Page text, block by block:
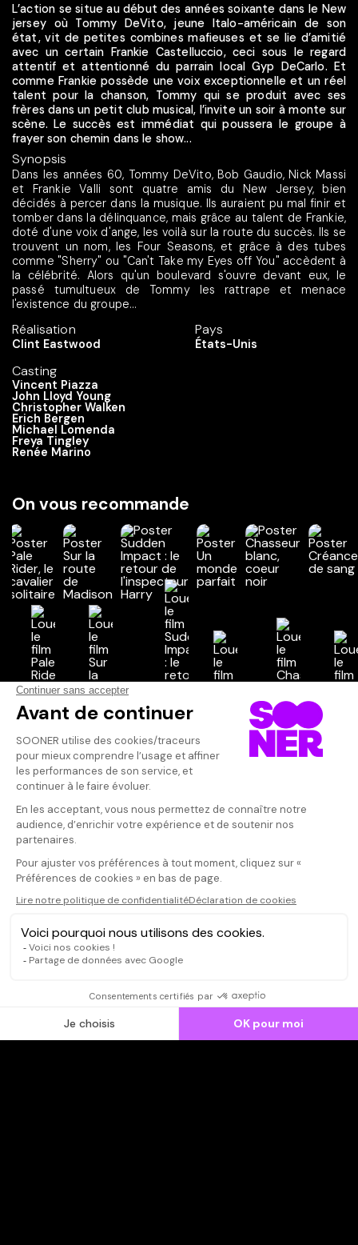
L’action se situe au début des années soixante dans le New
jersey où Tommy DeVito, jeune Italo-américain de son
état, vit de petites combines mafieuses et se lie d’amitié
avec un certain Frankie Castelluccio, ceci sous le regard
attentif et attentionné du parrain local Gyp DeCarlo. Et
comme Frankie possède une voix exceptionnelle et un réel
talent pour la chanson, Tommy qui se produit avec ses
frères dans un petit club musical, l’invite un soir à monte sur
scène. Le succès est immédiat qui poussera le groupe à
frayer son chemin dans le show...
Synopsis
Dans les années 60, Tommy DeVito, Bob Gaudio, Nick Massi
et Frankie Valli sont quatre amis du New Jersey, bien
décidés à percer dans la musique. Ils auraient pu mal finir et
tomber dans la délinquance, mais grâce au talent de Frankie,
doté d'une voix d'ange, les voilà sur la route du succès. Ils se
trouvent un nom, les Four Seasons, et grâce à des tubes
comme "Sherry" ou "Can't Take my Eyes off You" accèdent à
la célébrité. Alors qu'un boulevard s'ouvre devant eux, le
passé tumultueux de Tommy les rattrape et menace
l'existence du groupe...
Réalisation
Clint Eastwood
Casting
Vincent Piazza
John Lloyd Young
Christopher Walken
Erich Bergen
Michael Lomenda
Freya Tingley
Renée Marino
Pays
États-Unis
On vous recommande
Vos avis
Donnez votre avis
Votre note
Votre commentaire
Il faut vous connecter pour
publier un avis
CONNEXION
Qui sommes-nous ?